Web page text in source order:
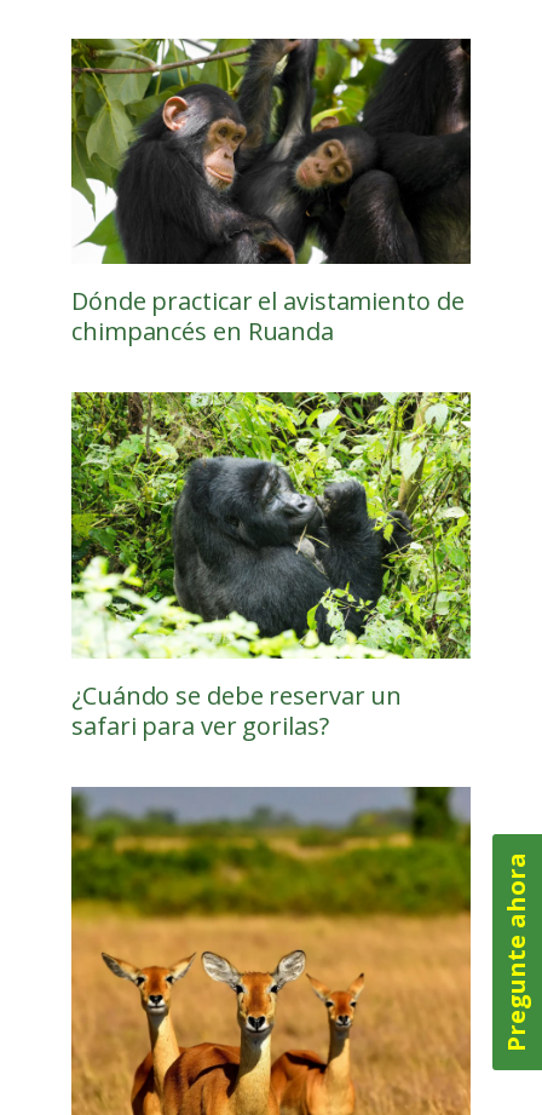
Dónde practicar el avistamiento de
chimpancés en Ruanda
¿Cuándo se debe reservar un
safari para ver gorilas?
Pregunte ahora